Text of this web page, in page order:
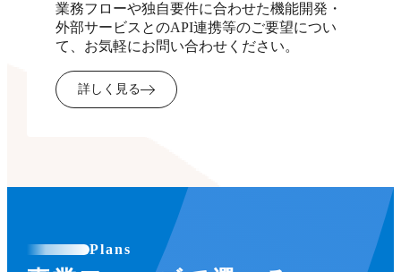
業務フローや独自要件に合わせた機能開発・
外部サービスとのAPI連携等のご要望につい
て、お気軽にお問い合わせください。
詳しく見る
Plans